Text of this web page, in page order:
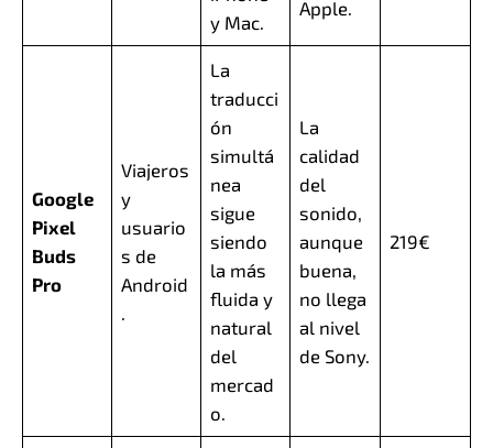
y Mac.
Apple.
Google
Pixel
Buds
Pro
Viajeros
y
usuario
s de
Android
.
La
traducci
ón
simultá
nea
sigue
siendo
la más
fluida y
natural
del
mercad
o.
La
calidad
del
sonido,
aunque
buena,
no llega
al nivel
de Sony.
219€